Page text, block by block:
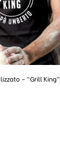
– “Grill King”